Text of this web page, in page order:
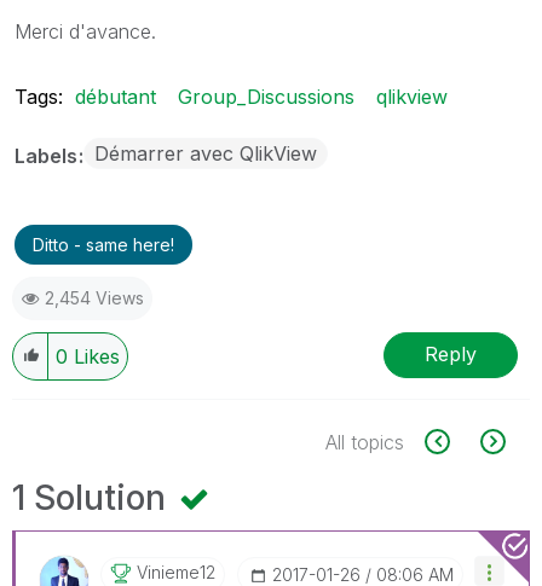
Merci d'avance.
Tags: débutant Group_Discussions qlikview
Labels Démarrer avec QlikView
Ditto - same here!
2,454 Views
0 Likes Reply
All topics
1 Solution
Vinieme12 ‎2017-01-26 08:06 AM